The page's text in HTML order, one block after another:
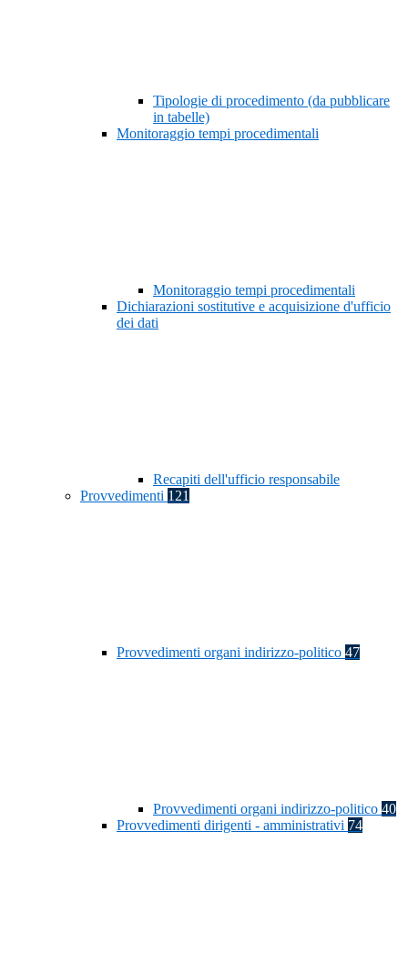
Tipologie di procedimento (da pubblicare
in tabelle)
Monitoraggio tempi procedimentali
Monitoraggio tempi procedimentali
Dichiarazioni sostitutive e acquisizione d'ufficio
dei dati
Recapiti dell'ufficio responsabile
Provvedimenti 121
Provvedimenti organi indirizzo-politico 47
Provvedimenti organi indirizzo-politico 40
Provvedimenti dirigenti - amministrativi 74